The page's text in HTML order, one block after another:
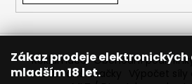
Zákaz prodeje
mladším 18 let.
Reklamace Obchodní
Prodávané značky